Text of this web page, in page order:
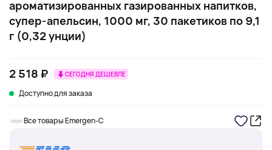
ароматизированных газированных напитков,
супер-апельсин, 1000 мг, 30 пакетиков по 9,1
г (0,32 унции)
2 518 ₽ СЕГОДНЯ ДЕШЕВЛЕ
Доступно для заказа
Все товары Emergen-C